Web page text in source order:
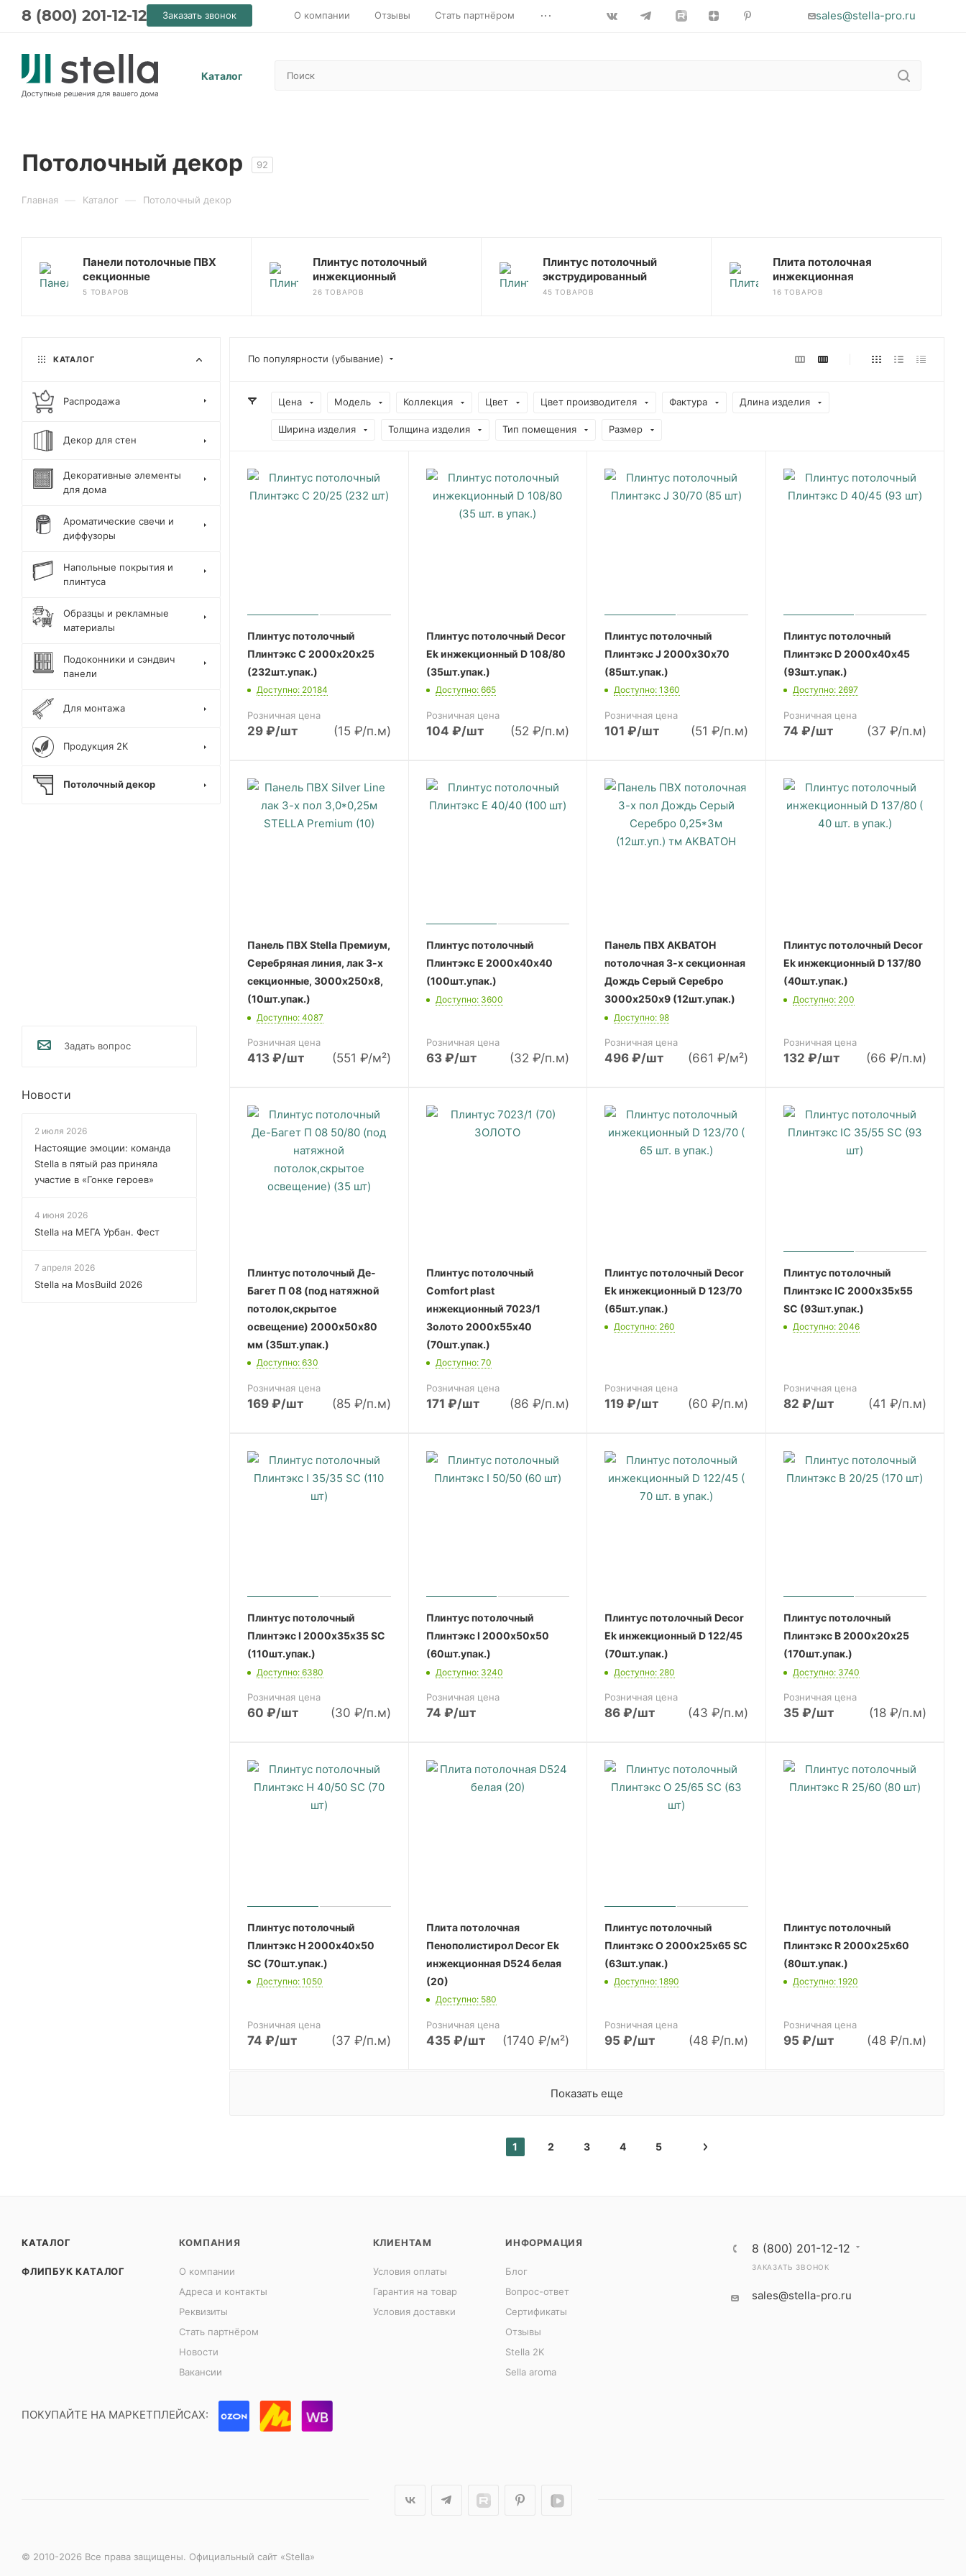
8 (800) 201-12-12 Заказать звонок О компании Отзывы Стать партнёром ... sales@stella-pro.ru
Каталог
Потолочный декор 92
Главная — Каталог — Потолочный декор
Панели потолочные ПВХ
секционные
5 ТОВАРОВ
Плинтус потолочный
инжекционный
26 ТОВАРОВ
Плинтус потолочный
экструдированный
45 ТОВАРОВ
Плита потолочная
инжекционная
16 ТОВАРОВ
По популярности (убывание)
Цена Модель Коллекция Цвет Цвет производителя Фактура Длина изделия
Ширина изделия Толщина изделия Тип помещения Размер
Плинтус потолочный
Плинтэкс С 2000х20х25
(232шт.упак.)
Доступно: 20184
Розничная цена
29 ₽/шт (15 ₽/п.м)
Плинтус потолочный Decor
Ek инжекционный D 108/80
(35шт.упак.)
Доступно: 665
Розничная цена
104 ₽/шт (52 ₽/п.м)
Плинтус потолочный
Плинтэкс J 2000х30х70
(85шт.упак.)
Доступно: 1360
Розничная цена
101 ₽/шт (51 ₽/п.м)
Плинтус потолочный
Плинтэкс D 2000х40х45
(93шт.упак.)
Доступно: 2697
Розничная цена
74 ₽/шт (37 ₽/п.м)
Панель ПВХ Stella Премиум,
Серебряная линия, лак 3-х
секционные, 3000х250х8,
(10шт.упак.)
Доступно: 4087
Розничная цена
413 ₽/шт (551 ₽/м²)
Плинтус потолочный
Плинтэкс E 2000х40х40
(100шт.упак.)
Доступно: 3600
Розничная цена
63₽/шт (32 ₽/п.м)
Панель ПВХ АКВАТОН
потолочная 3-х секционная
Дождь Серый Серебро
3000х250х9 (12шт.упак.)
Доступно: 98
Розничная цена
496 ₽/шт (661 ₽/м²)
Плинтус потолочный Decor
Ek инжекционный D 137/80
(40шт.упак.)
Доступно: 200
Розничная цена
132 ₽/шт (66 ₽/п.м)
Плинтус потолочный Де-
Багет П 08 (под натяжной
потолок,скрытое
освещение) 2000х50х80
мм (35шт.упак.)
Доступно: 630
Розничная цена
169 ₽/шт (85 ₽/п.м)
Плинтус потолочный
Comfort plast
инжекционный 7023/1
Золото 2000х55х40
(70шт.упак.)
Доступно: 70
Розничная цена
171 ₽/шт (86 ₽/п.м)
Плинтус потолочный Decor
Ek инжекционный D 123/70
(65шт.упак.)
Доступно: 260
Розничная цена
119 ₽/шт (60 ₽/п.м)
Плинтус потолочный
Плинтэкс IC 2000х35х55
SC (93шт.упак.)
Доступно: 2046
Розничная цена
82 ₽/шт (41 ₽/п.м)
Плинтус потолочный
Плинтэкс I 2000х35х35 SC
(110шт.упак.)
Доступно: 6380
Розничная цена
60 ₽/шт (30 ₽/п.м)
Плинтус потолочный
Плинтэкс I 2000х50х50
(60шт.упак.)
Доступно: 3240
Розничная цена
74 ₽/шт
Плинтус потолочный Decor
Ek инжекционный D 122/45
(70шт.упак.)
Доступно: 280
Розничная цена
86 ₽/шт (43 ₽/п.м)
Плинтус потолочный
Плинтэкс B 2000х20х25
(170шт.упак.)
Доступно: 3740
Розничная цена
35 ₽/шт (18 ₽/п.м)
Плинтус потолочный
Плинтэкс H 2000х40х50
SC (70шт.упак.)
Доступно: 1050
Розничная цена
74 ₽/шт (37 ₽/п.м)
Плита потолочная
Пенополистирол Decor Ek
инжекционная D524 белая
(20)
Доступно: 580
Розничная цена
435 ₽/шт (1740 ₽/м²)
Плинтус потолочный
Плинтэкс O 2000х25х65 SC
(63шт.упак.)
Доступно: 1890
Розничная цена
95 ₽/шт (48 ₽/п.м)
Плинтус потолочный
Плинтэкс R 2000х25х60
(80шт.упак.)
Доступно: 1920
Розничная цена
95 ₽/шт (48 ₽/п.м)
Показать еще
1 2 3 4 5
КАТАЛОГ
Распродажа
Декор для стен
Декоративные элементы
для дома
Ароматические свечи и
диффузоры
Напольные покрытия и
плинтуса
Образцы и рекламные
материалы
Подоконники и сэндвич
панели
Для монтажа
Продукция 2К
Потолочный декор
Задать вопрос
Новости
2 июля 2026
Настоящие эмоции: команда
Stella в пятый раз приняла
участие в «Гонке героев»
4 июня 2026
Stella на МЕГА Урбан. Фест
7 апреля 2026
Stella на MosBuild 2026
КАТАЛОГ
ФЛИПБУК КАТАЛОГ
КОМПАНИЯ
О компании
Адреса и контакты
Реквизиты
Стать партнёром
Новости
Вакансии
КЛИЕНТАМ
Условия оплаты
Гарантия на товар
Условия доставки
ИНФОРМАЦИЯ
Блог
Вопрос-ответ
Сертификаты
Отзывы
Stella 2K
Sella aroma
8 (800) 201-12-12
ЗАКАЗАТЬ ЗВОНОК
sales@stella-pro.ru
ПОКУПАЙТЕ НА МАРКЕТПЛЕЙСАХ:
© 2010-2026 Все права защищены. Официальный сайт «Stella»